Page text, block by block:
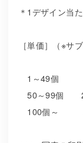
＊1デザイン当
［単価］（※サ
1～49個
50～99個
100個～